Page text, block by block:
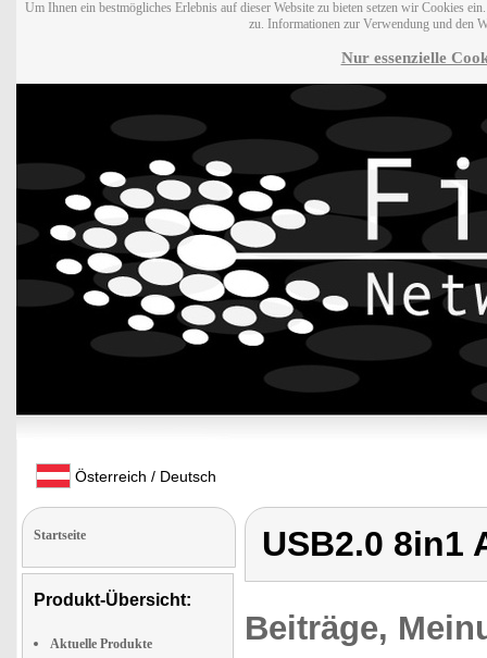
Um Ihnen ein bestmögliches Erlebnis auf dieser Website zu bieten setzen wir Cookies
zu. Informationen zur Verwendung und den
Nur essenzielle
Österreich / Deutsch
Startseite
Produkt-Übersicht:
Aktuelle Produkte
USB2.0 8in1
Beiträge,